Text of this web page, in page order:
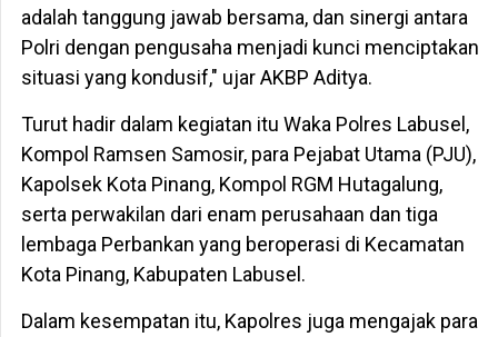
adalah tanggung jawab bersama, dan sinergi antara
Polri dengan pengusaha menjadi kunci menciptakan
situasi yang kondusif," ujar AKBP Aditya.
Turut hadir dalam kegiatan itu Waka Polres Labusel,
Kompol Ramsen Samosir, para Pejabat Utama (PJU),
Kapolsek Kota Pinang, Kompol RGM Hutagalung,
serta perwakilan dari enam perusahaan dan tiga
lembaga Perbankan yang beroperasi di Kecamatan
Kota Pinang, Kabupaten Labusel.
Dalam kesempatan itu, Kapolres juga mengajak para